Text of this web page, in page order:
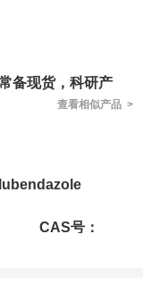
备现货，科研产
查看相似产品 >
苯咪唑
：